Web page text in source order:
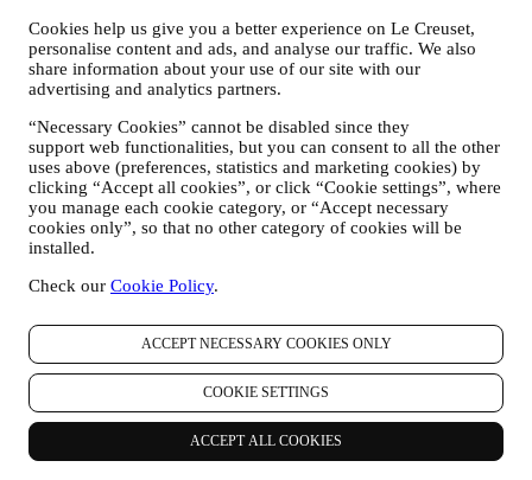
Cookies help us give you a better experience on Le Creuset,
personalise content and ads, and analyse our traffic. We also
share information about your use of our site with our
advertising and analytics partners.
“Necessary Cookies” cannot be disabled since they
support web functionalities, but you can consent to all the other
uses above (preferences, statistics and marketing cookies) by
clicking “Accept all cookies”, or click “Cookie settings”, where
you manage each cookie category, or “Accept necessary
cookies only”, so that no other category of cookies will be
installed.
Check our Cookie Policy.
ACCEPT NECESSARY COOKIES ONLY
COOKIE SETTINGS
ACCEPT ALL COOKIES
interesse (debitamente bilanciato con i vostri diritti e libertà) di
inviarvi delle e mail di reminder (ricordo) nel caso in cui
abbiate aggiunto articoli al vostro carrello online, senza
completare l’acquisto. Nel caso in cui non finalizziate
ulteriore comunicazione di sollecito vi verrà inviata.
iv. PER INFORMARVI RIGUARDO A NOTIZIE O
OFFERTE SUI PRODOTTI LE CREUSET
Se avete fornito il vostro consenso a tale scopo (ad esempio,
iscrivendovi alla nostra newsletter quando create un account
personalizzate e notizie riguardo a iniziative relative al mondo
affiliate e ai partner locali. Vi contatteremo principalmente via
email, SMS o social media, incluso utilizzando mezzi
automatizzati. Tali comunicazioni riguarderanno prodotti Le
Creuset o nuove aperture di negozi, eventi esclusivi, concorsi,
sondaggi, dimostrazioni organizzate da Le Creuset che
potrebbero interessarvi o offerte speciali che potreste
apprezzare, incluso sulla base di talune informazioni che sono